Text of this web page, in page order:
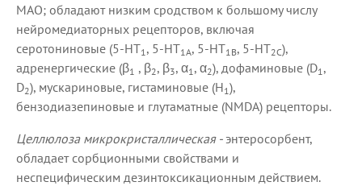
МАО; обладают низким сродством к большому числу
нейромедиаторных рецепторов, включая
серотониновые (5-HT1 , 5-HT1A, 5-HT1B, 5-HT2C),
адренергические (β1 , β2, β3, α1 , α2), дофаминовые (D1 ,
D2), мускариновые, гистаминовые (H1 ),
бензодиазепиновые и глутаматные (NMDA) рецепторы.
Целлюлоза микрокристаллическая -энтеросорбент,
обладает сорбционными свойствами и
неспецифическим дезинтоксикационным действием.